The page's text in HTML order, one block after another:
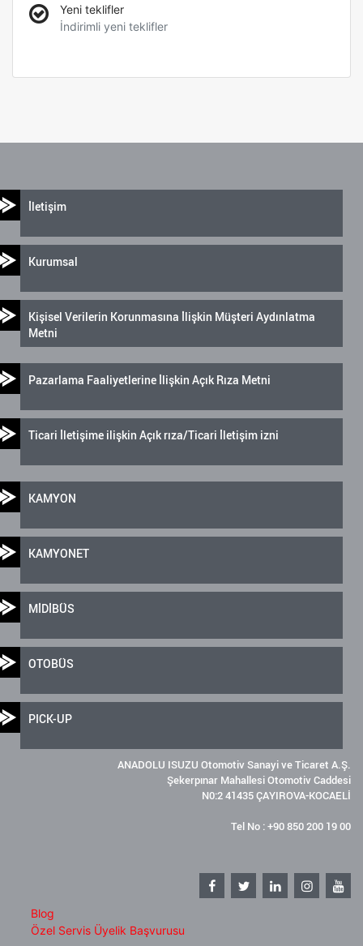
Yeni teklifler
İndirimli yeni teklifler
İletişim
Kurumsal
Kişisel Verilerin Korunmasına İlişkin Müşteri Aydınlatma
Metni
Pazarlama Faaliyetlerine İlişkin Açık Rıza Metni
Ticari İletişime ilişkin Açık rıza/Ticari İletişim izni
KAMYON
KAMYONET
MİDİBÜS
OTOBÜS
PICK-UP
ANADOLU ISUZU Otomotiv Sanayi ve Ticaret A.Ş.
Şekerpınar Mahallesi Otomotiv Caddesi
N0:2 41435 ÇAYIROVA-KOCAELİ
Tel No : +90 850 200 19 00
Blog
Özel Servis Üyelik Başvurusu